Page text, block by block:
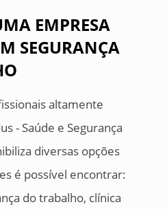
EMPRESA
SEGURANÇA
altamente
- Saúde e Segurança
diversas opções
é possível encontrar:
do trabalho, clínica